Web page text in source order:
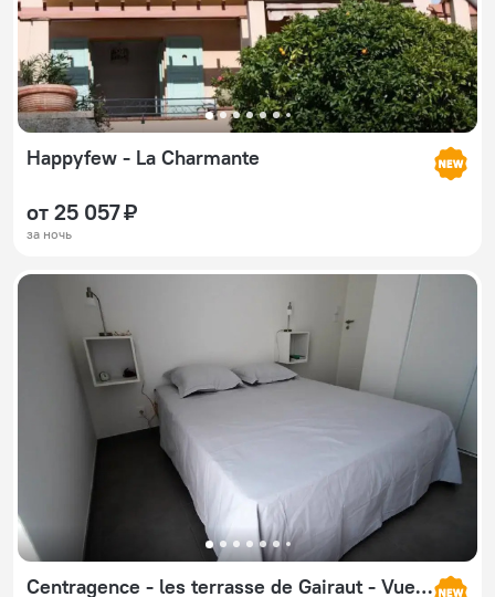
Happyfew - La Charmante
от 25 057 ₽
за ночь
Centragence - les terrasse de Gairaut - Vue mer